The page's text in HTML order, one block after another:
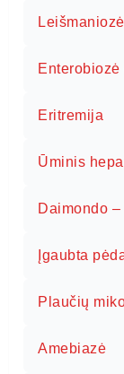
Leišmaniozė
Eritremija
Ūminis
Daimondo
Įgaubta
Plaučių
Amebiazė